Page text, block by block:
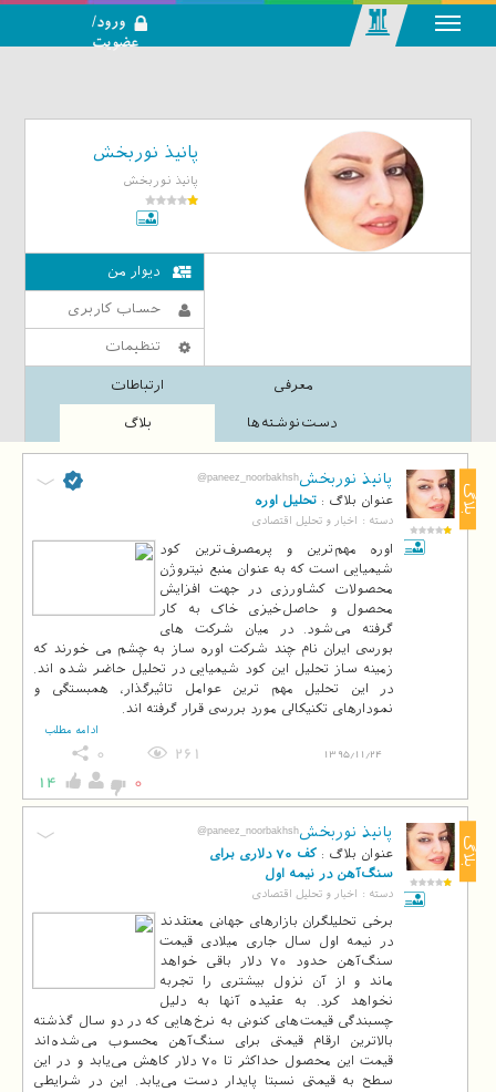
تحلیلی بازار
ورود/
عضویت
پانیذ نوربخش
پانیذ نوربخش
دیوار من
حساب کاربری
تنظیمات
معرفی ارتباطات
دست‌نوشته‌ها بلاگ
بلاگ
پانیذ نوربخش@paneez_noorbakhsh
عنوان بلاگ : تحلیل اوره
دسته : اخبار و تحلیل اقتصادی
اوره مهم‌ترین و پرمصرف‌ترین کود
شیمیایی است که به عنوان منبع نیتروژن
محصولات کشاورزی در جهت افزایش
محصول و حاصل‌خیزی خاک به کار
گرفته می‌شود. در میان شرکت های
بورسی ایران نام چند شرکت اوره ساز به چشم می خورند که
زمینه ساز تحلیل این کود شیمیایی در تحلیل حاضر شده اند.
در این تحلیل مهم ترین عوامل تاثیرگذار، همبستگی و
نمودارهای تکنیکالی مورد بررسی قرار گرفته اند.
ادامه مطلب
1395/11/24
261
0
0
14
بلاگ
پانیذ نوربخش@paneez_noorbakhsh
عنوان بلاگ :
کف 70 دلاری برای
سنگ‌آهن در نیمه اول
دسته : اخبار و تحلیل اقتصادی
برخی تحلیلگران بازارهای جهانی معتقدند
در نیمه اول سال جاری میلادی قیمت
سنگ‌آهن حدود 70 دلار باقی خواهد
ماند و از آن نزول بیشتری را تجربه
نخواهد کرد. به عقیده آنها به دلیل
چسبندگی قیمت‌های کنونی به نرخ‌هایی که در دو سال گذشته
بالاترین ارقام قیمتی برای سنگ‌آهن محسوب می‌شده‌اند
قیمت این محصول حداکثر تا 70 دلار کاهش می‌یابد و در این
سطح به قیمتی نسبتا پایدار دست می‌یابد. این در شرایطی